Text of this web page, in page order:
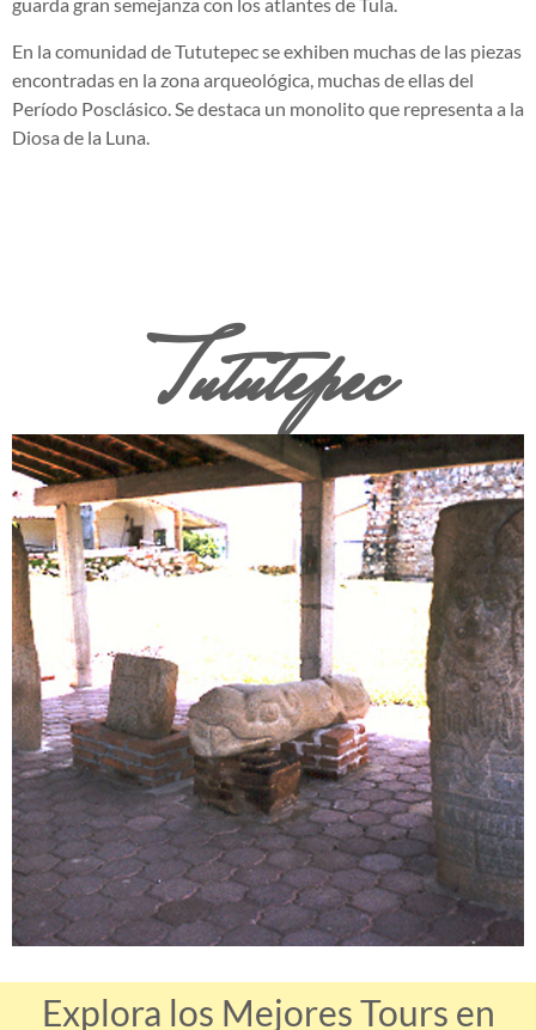
En la comunidad de Tututepec se exhiben muchas de las piezas
encontradas en la zona arqueológica, muchas de ellas del
Período Posclásico. Se destaca un monolito que representa a la
Diosa de la Luna.
Tututepec
Explora los Mejores Tours en